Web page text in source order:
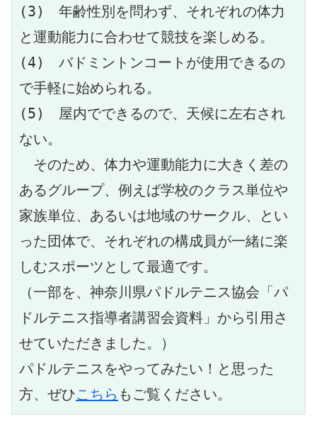
(3)　年齢性別を問わず、それぞれの体力
と運動能力に合わせて競技を楽しめる。
(4)　バドミントンコートが使用できるの
で手軽に始められる。
(5)　屋内でできるので、天候に左右され
ない。
そのため、体力や運動能力に大きく差の
あるグループ、例えば学校のクラス単位や
家族単位、あるいは地域のサークル、とい
った団体で、それぞれの構成員が一緒に楽
しむスポーツとして最適です。
（一部を、神奈川県パドルテニス協会「パ
ドルテニス指導者講習会資料」から引用さ
せていただきました。）
パドルテニスをやってみたい！と思った
方、ぜひこちら もご覧ください。